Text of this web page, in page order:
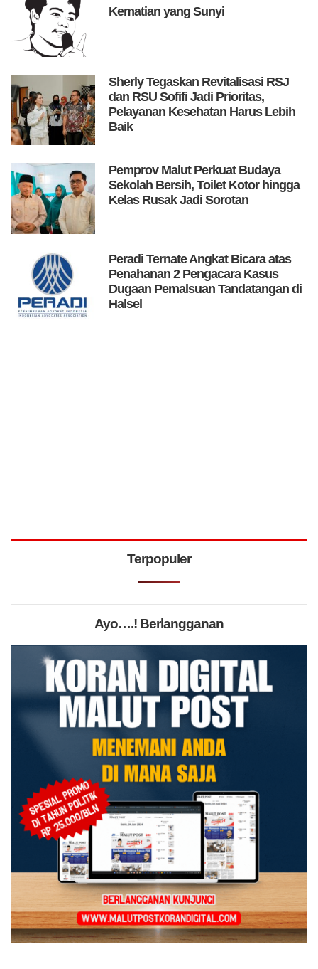
Kematian yang Sunyi
Sherly Tegaskan Revitalisasi RSJ
dan RSU Sofifi Jadi Prioritas,
Pelayanan Kesehatan Harus Lebih
Baik
Pemprov Malut Perkuat Budaya
Sekolah Bersih, Toilet Kotor hingga
Kelas Rusak Jadi Sorotan
Peradi Ternate Angkat Bicara atas
Penahanan 2 Pengacara Kasus
Dugaan Pemalsuan Tandatangan di
Halsel
Terpopuler
Ayo….! Berlangganan